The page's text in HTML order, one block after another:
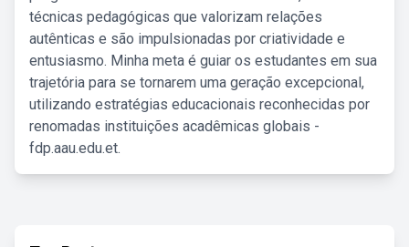
técnicas pedagógicas que valorizam relações
autênticas e são impulsionadas por criatividade e
entusiasmo. Minha meta é guiar os estudantes em sua
trajetória para se tornarem uma geração excepcional,
utilizando estratégias educacionais reconhecidas por
renomadas instituições acadêmicas globais -
fdp.aau.edu.et.